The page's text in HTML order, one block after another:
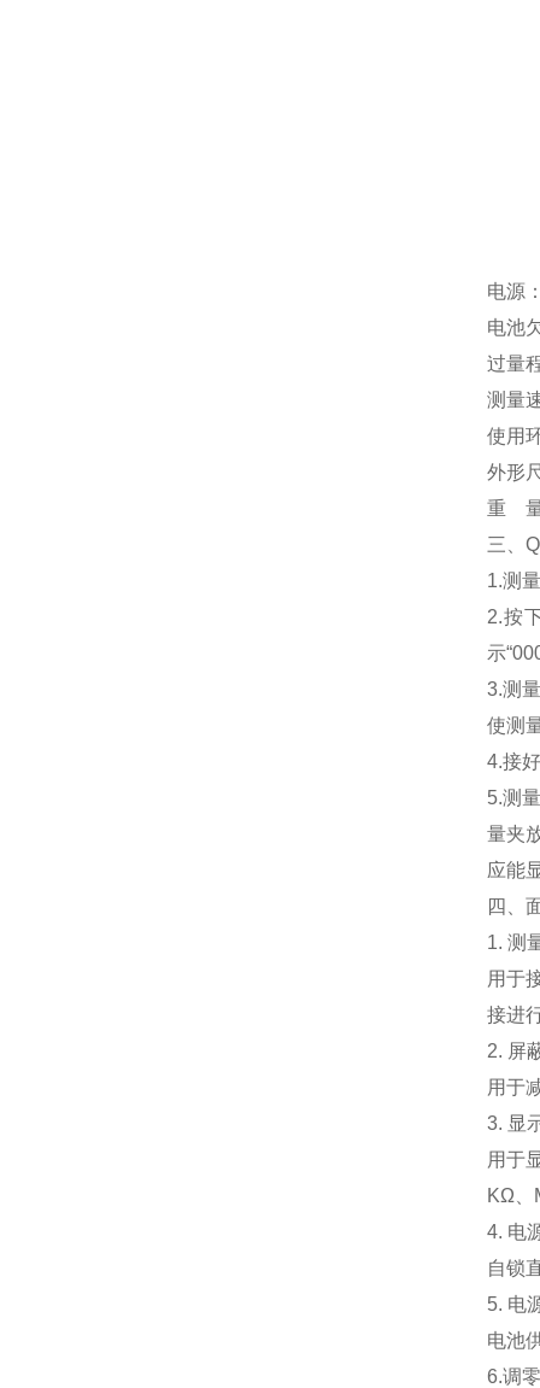
电源
电池
过量
测量
使用
外形
重 量
三、
1.测
2.按
示
3.测
使测
4.接
5.测
量夹
应能
四、
1. 测
用于
接进
2. 屏
用于
3. 显
用于
KΩ、
4. 电
自锁
5. 电
电池
6.调